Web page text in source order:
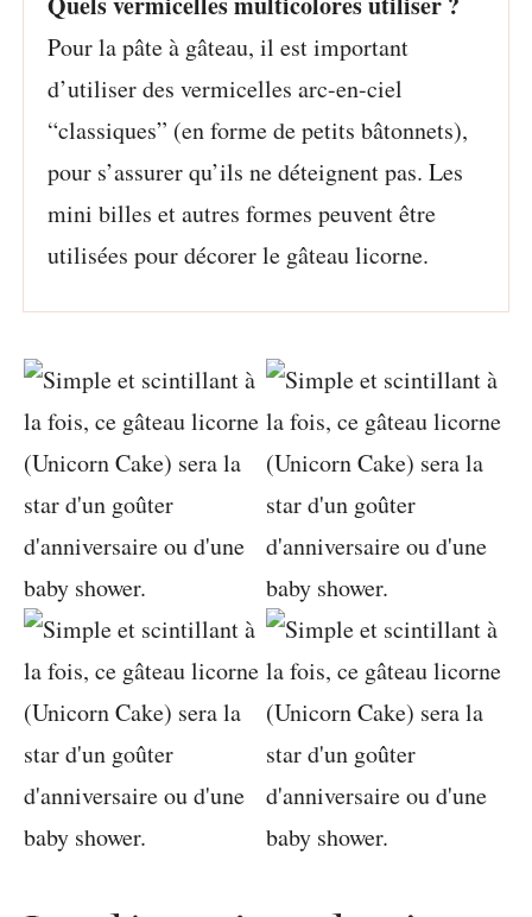
Pour la pâte à gâteau, il est important
d’utiliser des vermicelles arc-en-ciel
“classiques” (en forme de petits bâtonnets),
pour s’assurer qu’ils ne déteignent pas. Les
mini billes et autres formes peuvent être
utilisées pour décorer le gâteau licorne.